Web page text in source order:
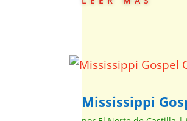
Mississippi